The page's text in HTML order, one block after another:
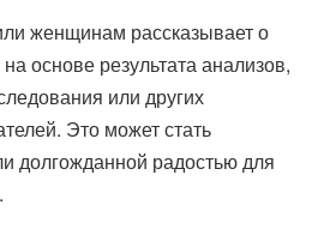
женщинам рассказывает о
основе результата анализов,
или других
Это может стать
долгожданной радостью для